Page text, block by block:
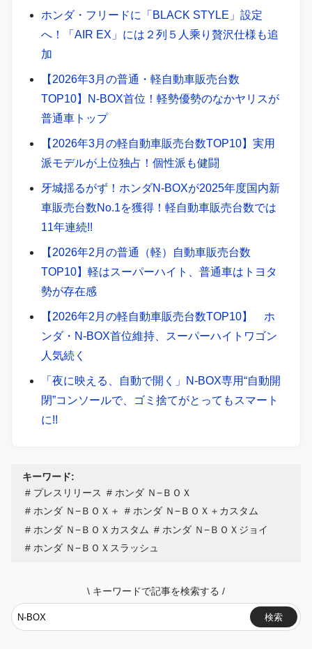
ホンダ・フリードに「BLACK STYLE」設定
へ！「AIR EX」には２列５人乘り贅沢仕様も追
加
【2026年3月の普通・軽自動車販売台数
TOP10】N-BOX首位！軽勢優勢のなかヤリスが
普通車トップ
【2026年3月の軽自動車販売台数TOP10】実用
派モデルが上位独占！個性派も健闘
牙城揺るがず！ホンダN-BOXが2025年度国内新
車販売台数No.1を獲得！軽自動車販売台数では
11年連続!!
【2026年2月の普通（軽）自動車販売台数
TOP10】軽はスーパーハイト、普通車はトヨタ
勢が存在感
【2026年2月の軽自動車販売台数TOP10】 ホ
ンダ・N-BOX首位維持、スーパーハイトワゴン
人気続く
「夜に映える、自動で開く」N-BOX専用“自動開
閉”コンソールで、ゴミ捨てがとってもスマート
に!!
キーワード:
プレスリリース
ホンダ Ｎ−ＢＯＸ
ホンダ Ｎ−ＢＯＸ＋
ホンダ Ｎ−ＢＯＸ＋カスタム
ホンダ Ｎ−ＢＯＸカスタム
ホンダ Ｎ−ＢＯＸジョイ
ホンダ Ｎ−ＢＯＸスラッシュ
\ キーワードで記事を検索する /
検索